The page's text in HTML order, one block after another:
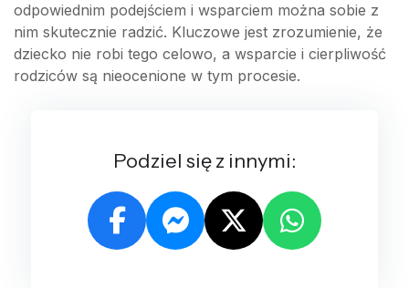
odpowiednim podejściem i wsparciem można sobie z
nim skutecznie radzić. Kluczowe jest zrozumienie, że
dziecko nie robi tego celowo, a wsparcie i cierpliwość
rodziców są nieocenione w tym procesie.
Podziel się z innymi: